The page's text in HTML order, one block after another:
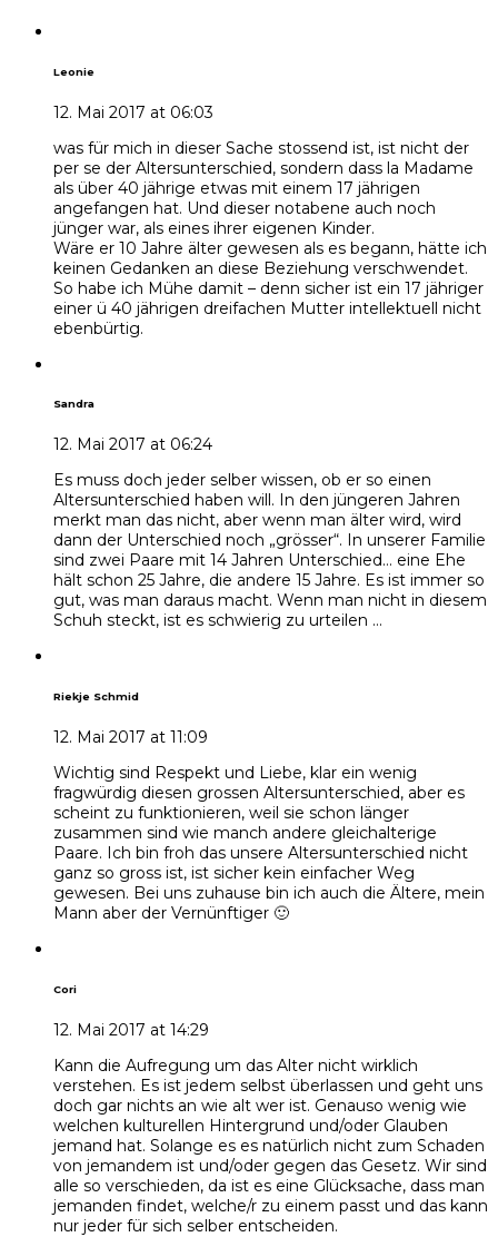
Leonie
12. Mai 2017 at 06:03
was für mich in dieser Sache stossend ist, ist nicht der
per se der Altersunterschied, sondern dass la Madame
als über 40 jährige etwas mit einem 17 jährigen
angefangen hat. Und dieser notabene auch noch
jünger war, als eines ihrer eigenen Kinder.
Wäre er 10 Jahre älter gewesen als es begann, hätte ich
keinen Gedanken an diese Beziehung verschwendet.
So habe ich Mühe damit – denn sicher ist ein 17 jähriger
einer ü 40 jährigen dreifachen Mutter intellektuell nicht
ebenbürtig.
Sandra
12. Mai 2017 at 06:24
Es muss doch jeder selber wissen, ob er so einen
Altersunterschied haben will. In den jüngeren Jahren
merkt man das nicht, aber wenn man älter wird, wird
dann der Unterschied noch „grösser“. In unserer Familie
sind zwei Paare mit 14 Jahren Unterschied… eine Ehe
hält schon 25 Jahre, die andere 15 Jahre. Es ist immer so
gut, was man daraus macht. Wenn man nicht in diesem
Schuh steckt, ist es schwierig zu urteilen …
Riekje Schmid
12. Mai 2017 at 11:09
Wichtig sind Respekt und Liebe, klar ein wenig
fragwürdig diesen grossen Altersunterschied, aber es
scheint zu funktionieren, weil sie schon länger
zusammen sind wie manch andere gleichalterige
Paare. Ich bin froh das unsere Altersunterschied nicht
ganz so gross ist, ist sicher kein einfacher Weg
gewesen. Bei uns zuhause bin ich auch die Ältere, mein
Mann aber der Vernünftiger 🙂
Cori
12. Mai 2017 at 14:29
Kann die Aufregung um das Alter nicht wirklich
verstehen. Es ist jedem selbst überlassen und geht uns
doch gar nichts an wie alt wer ist. Genauso wenig wie
welchen kulturellen Hintergrund und/oder Glauben
jemand hat. Solange es es natürlich nicht zum Schaden
von jemandem ist und/oder gegen das Gesetz. Wir sind
alle so verschieden, da ist es eine Glücksache, dass man
jemanden findet, welche/r zu einem passt und das kann
nur jeder für sich selber entscheiden.